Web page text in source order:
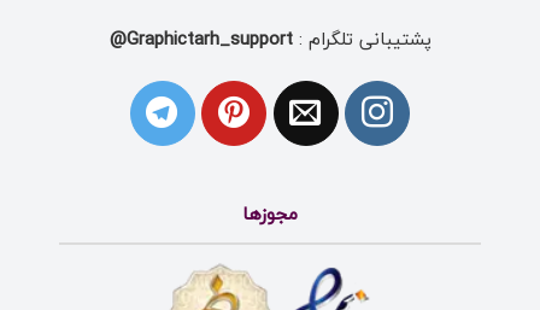
پشتیبانی تلگرام :Graphictarh_support@
مجوزها